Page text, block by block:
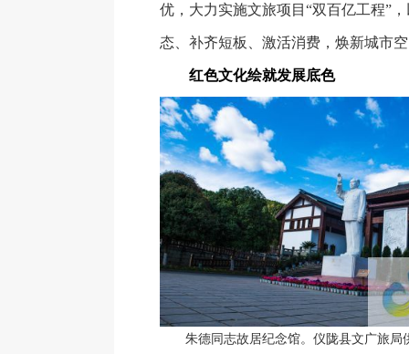
优，大力实施文旅项目“双百亿工程”
态、补齐短板、激活消费，焕新城市
红色文化绘就发展底色
朱德同志故居纪念馆。仪陇县文广旅局